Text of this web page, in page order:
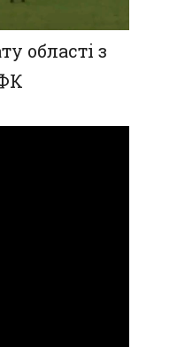
області з